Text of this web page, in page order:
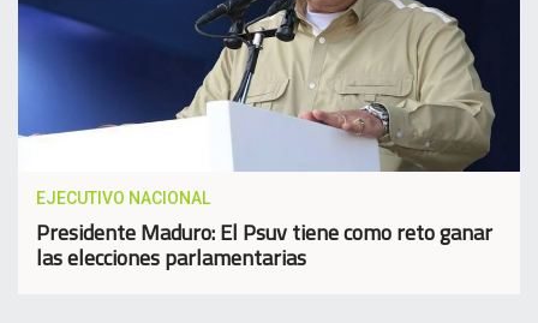
EJECUTIVO NACIONAL
Presidente Maduro: El Psuv tiene como reto ganar
las elecciones parlamentarias